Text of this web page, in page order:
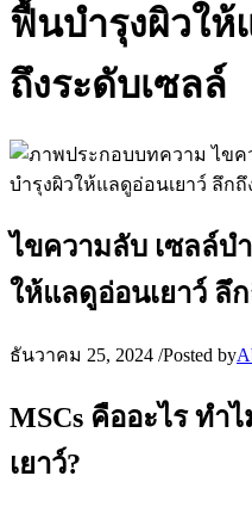
ฟื้นบำรุงผิวให้
ถึงระดับเซลล์
ไขความลับ เซลล์บ
ให้แลดูอ่อนเยาว์ ลึ
ธันวาคม 25, 2024 /Posted by
MSCs คืออะไร ทำ
เยาว์?